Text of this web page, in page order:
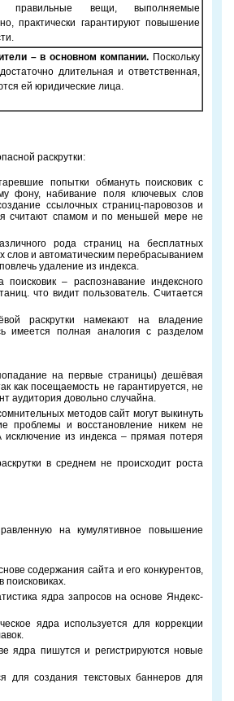
правильные вещи, выполняемые
практически гарантируют повышение
– в основном компании. Поскольку
длительная и ответственная,
ей юридические лица.
раскрутки:
попытки обмануть поисковик с
фону, набивание поля ключевых слов
ссылочных страниц-паровозов и
считают спамом и по меньшей мере не
рода страниц на бесплатных
слов и автоматическим перебрасыванием
удаление из индекса.
– распознавание индексного
что видит пользователь. Считается
раскрутки намекают на владение
имеется полная аналогия с разделом
на первые страницы) дешёвая
как посещаемость не гарантируется, не
аудитория довольно случайна.
методов сайт могут выкинуть
проблемы и восстановление никем не
исключение из индекса – прямая потеря
в среднем не происходит роста
на кумулятивное повышение
содержания сайта и его конкурентов,
поисковиках.
ядра запросов на основе Яндекс-
ядра используется для коррекции
ядра пишутся и регистрируются новые
для создания текстовых баннеров для